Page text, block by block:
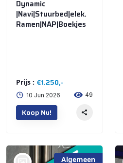
Dynamic
|Navi|Stuurbed|elek.
Ramen|NAP|Boekjes
Prijs : €1.250,-
10 Jun 2026 49
Koop Nu!
Algemeen